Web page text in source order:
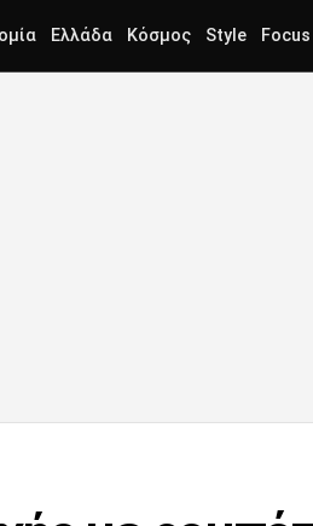
Ελλάδα Κόσμος Style Focus